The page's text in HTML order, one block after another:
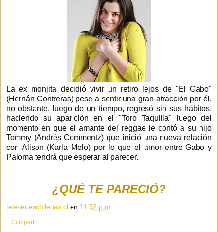
La ex monjita decidió vivir un retiro lejos de "El Gabo"
(Hernán Contreras) pese a sentir una gran atracción por él,
no obstante, luego de un tiempo, regresó sin sus hábitos,
haciendo su aparición en el "Toro Taquilla" luego del
momento en que el amante del reggae le contó a su hijo
Tommy (Andrés Commentz) que inició una nueva relación
con Alison (Karla Melo) por lo que el amor entre Gabo y
Paloma tendrá que esperar al parecer.
¿QUÉ TE PARECIÓ?
teleserieschilenas.cl en 11:52 p.m.
Compartir